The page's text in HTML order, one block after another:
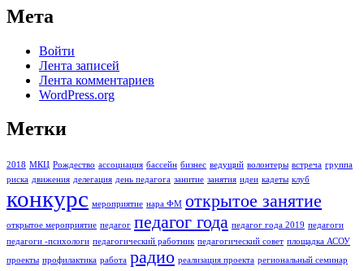
Мета
Войти
Лента записей
Лента комментариев
WordPress.org
Метки
2018 МКЦ Рождество ассоциация бассейн бизнес ведущий волонтеры встреча группа
риска движения делегация день педагога занитие занятия идеи кадеты клуб
конкурс мероприятие нара ФМ открытое занятие
открытое мероприятие педагог педагог года педагог года 2019 педагоги
педагоги -психологи педагогический работник педагогический совет площадка АСОУ
проекты профилактика работа радио реализация проекта региональный семинар